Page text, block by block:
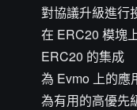
對協議升級進行
在 ERC20 模塊
ERC20 的集成
為 Evmo 上的應
為有用的高優先